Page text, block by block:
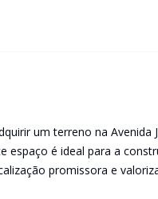
um terreno na Avenida
espaço é ideal para a
promissora e